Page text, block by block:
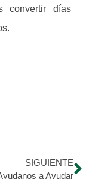
convertir días
SIGUIENTE
a Ayudar